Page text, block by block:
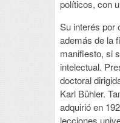
políticos, con
Su interés por
además de la
manifiesto, si
intelectual.
doctoral
Karl Bühler.
adquirió en
lecciones